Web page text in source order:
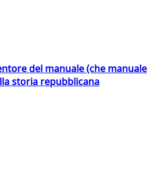
del manuale (che manuale
storia repubblicana